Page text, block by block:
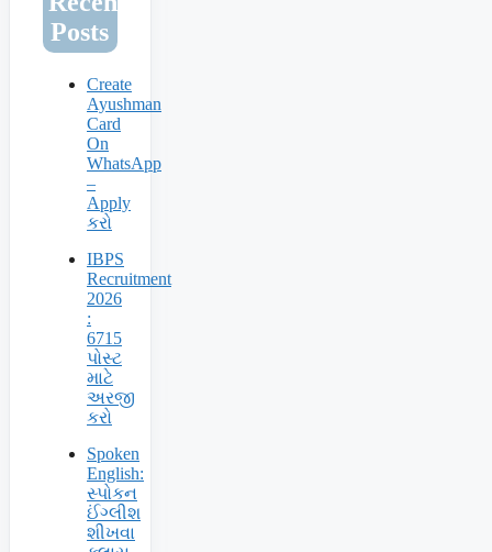
Posts
Create
Ayushman
Card
On
WhatsApp
–
Apply
કરો
IBPS
Recruitment
2026
:
6715
પોસ્ટ
માટે
અરજી
કરો
Spoken
English:
સ્પોકન
ઈંગ્લીશ
શીખવા